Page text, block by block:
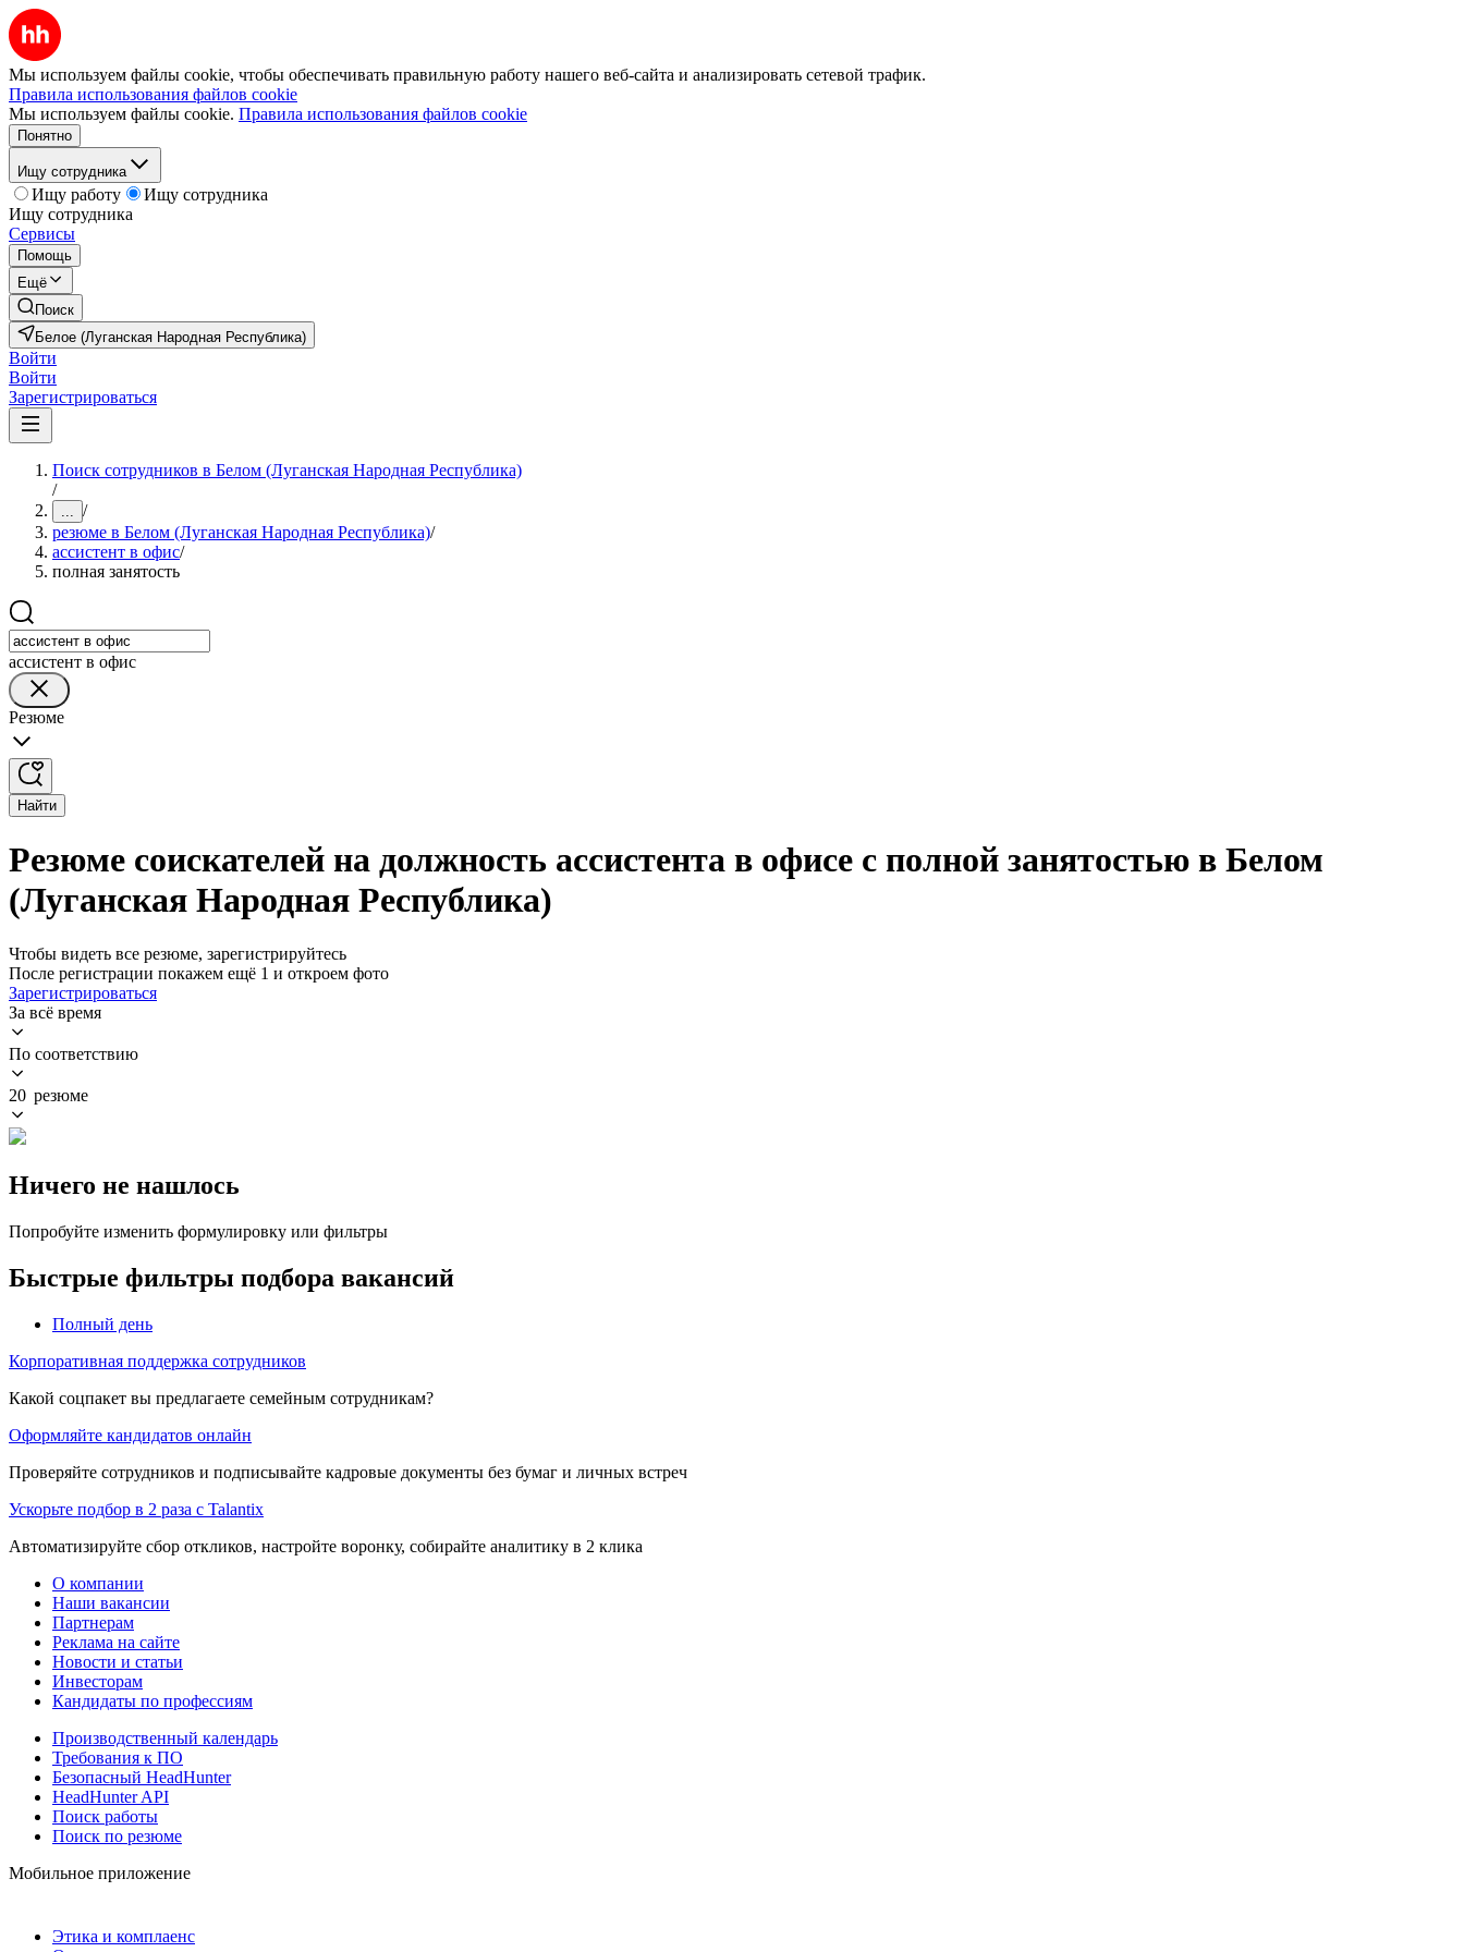
Мы используем файлы cookie, чтобы обеспечивать правильную работу нашего веб-сайта и анализировать сетевой трафик.
Правила использования файлов cookie
Мы используем файлы cookie. Правила использования файлов cookie
Понятно
Ищу сотрудника
Ищу работу
Ищу сотрудника
Ищу сотрудника
Сервисы
Помощь
Ещё
Поиск
Белое (Луганская Народная Республика)
Войти
Войти
Зарегистрироваться
Поиск сотрудников в Белом (Луганская Народная Республика)
/
... /
резюме в Белом (Луганская Народная Республика)/
ассистент в офис/
полная занятость
ассистент в офис
Резюме
Найти
Резюме соискателей на должность ассистента в офисе с полной занятостью в Белом
(Луганская Народная Республика)
Чтобы видеть все резюме, зарегистрируйтесь
После регистрации покажем ещё 1 и откроем фото
Зарегистрироваться
За всё время
По соответствию
20 резюме
Ничего не нашлось
Попробуйте изменить формулировку или фильтры
Быстрые фильтры подбора вакансий
Полный день
Корпоративная поддержка сотрудников
Какой соцпакет вы предлагаете семейным сотрудникам?
Оформляйте кандидатов онлайн
Проверяйте сотрудников и подписывайте кадровые документы без бумаг и личных встреч
Ускорьте подбор в 2 раза с Talantix
Автоматизируйте сбор откликов, настройте воронку, собирайте аналитику в 2 клика
О компании
Наши вакансии
Партнерам
Реклама на сайте
Новости и статьи
Инвесторам
Кандидаты по профессиям
Производственный календарь
Требования к ПО
Безопасный HeadHunter
HeadHunter API
Поиск работы
Поиск по резюме
Мобильное приложение
Этика и комплаенс